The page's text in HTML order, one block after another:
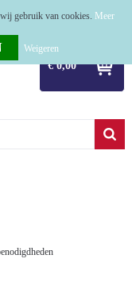
€ 0,00
gebruik van cookies. Meer
Weigeren